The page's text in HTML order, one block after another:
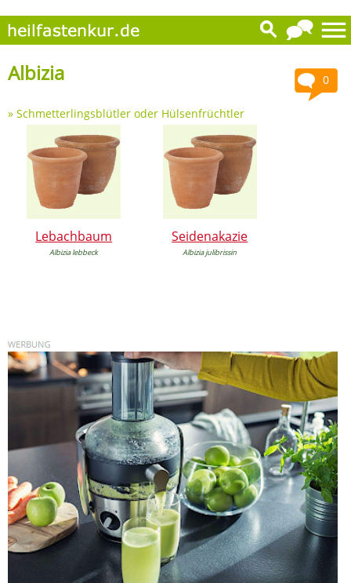
0
Albizia
» Schmetterlingsblütler oder Hülsenfrüchtler
Lebachbaum
Albizia lebbeck
Seidenakazie
Albizia julibrissin